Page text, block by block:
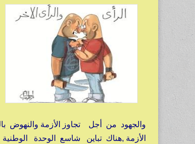
والجهود من أجل تجاوز الأزمة
الأزمة ,هناك تباين شاسع الوحدة